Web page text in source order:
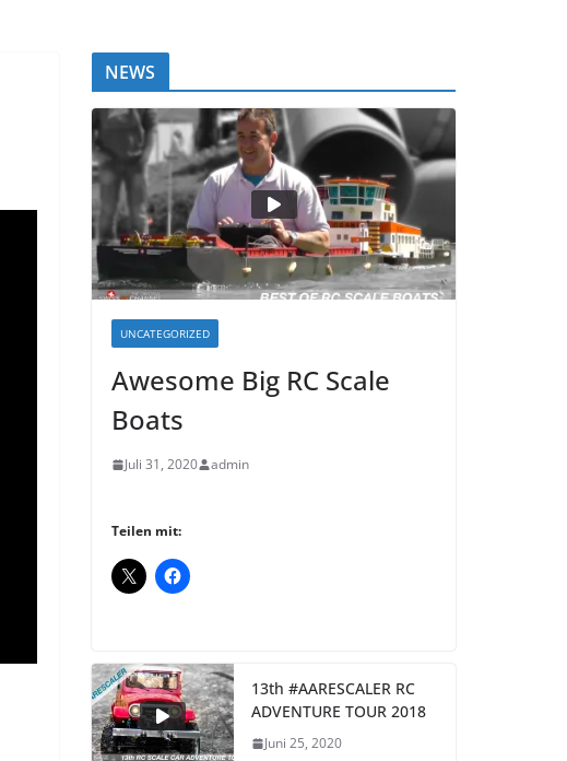
NEWS
UNCATEGORIZED
Awesome Big RC Scale
Boats
Juli 31, 2020 admin
Teilen mit:
13th #AARESCALER RC
ADVENTURE TOUR 2018
Juni 25, 2020